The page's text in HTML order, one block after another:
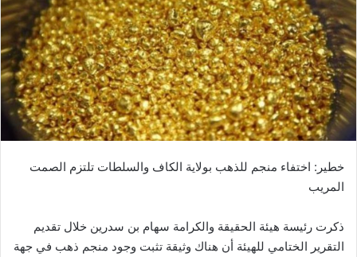
خطير: اختفاء منجم للذهب بولاية الكاف والسلطات تلتزم الصمت
المريب
ذكرت رئيسة هيئة الحقيقة والكرامة سهام بن سدرين خلال تقديم
التقرير الختامي للهيئة أن هناك وثيقة تثبت وجود منجم ذهب في جهة